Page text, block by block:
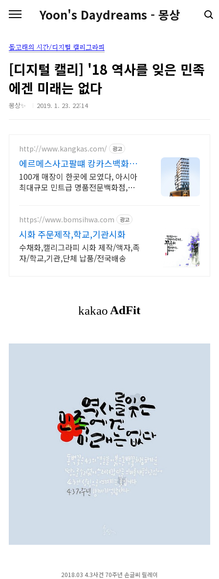
Yoon's Daydreams - 몽상
돌고래의 시간/디지털 캘리그라피
[디지털 캘리] '18 역사를 잊은 민족
에겐 미래는 없다
몽상✨ 2019. 1. 23. 22:14
http://www.kangkas.com/ 광고
에르메스사고팔떄 캉카스백화점
100개 명품 매장이 한곳에
100개 매장이 한곳에 모였다, 아시아
최대규모 민트급 명품전문백화점,에
전문관 운영
https://www.bomsihwa.com 광고
시화 주문제작,학교,기관시화
수채화,캘리그라피 시화 제작/액자,족
자/학교,기관,단체 납품/전국배송
사
2018.03 4.3사건 70주년 손글씨 릴레이